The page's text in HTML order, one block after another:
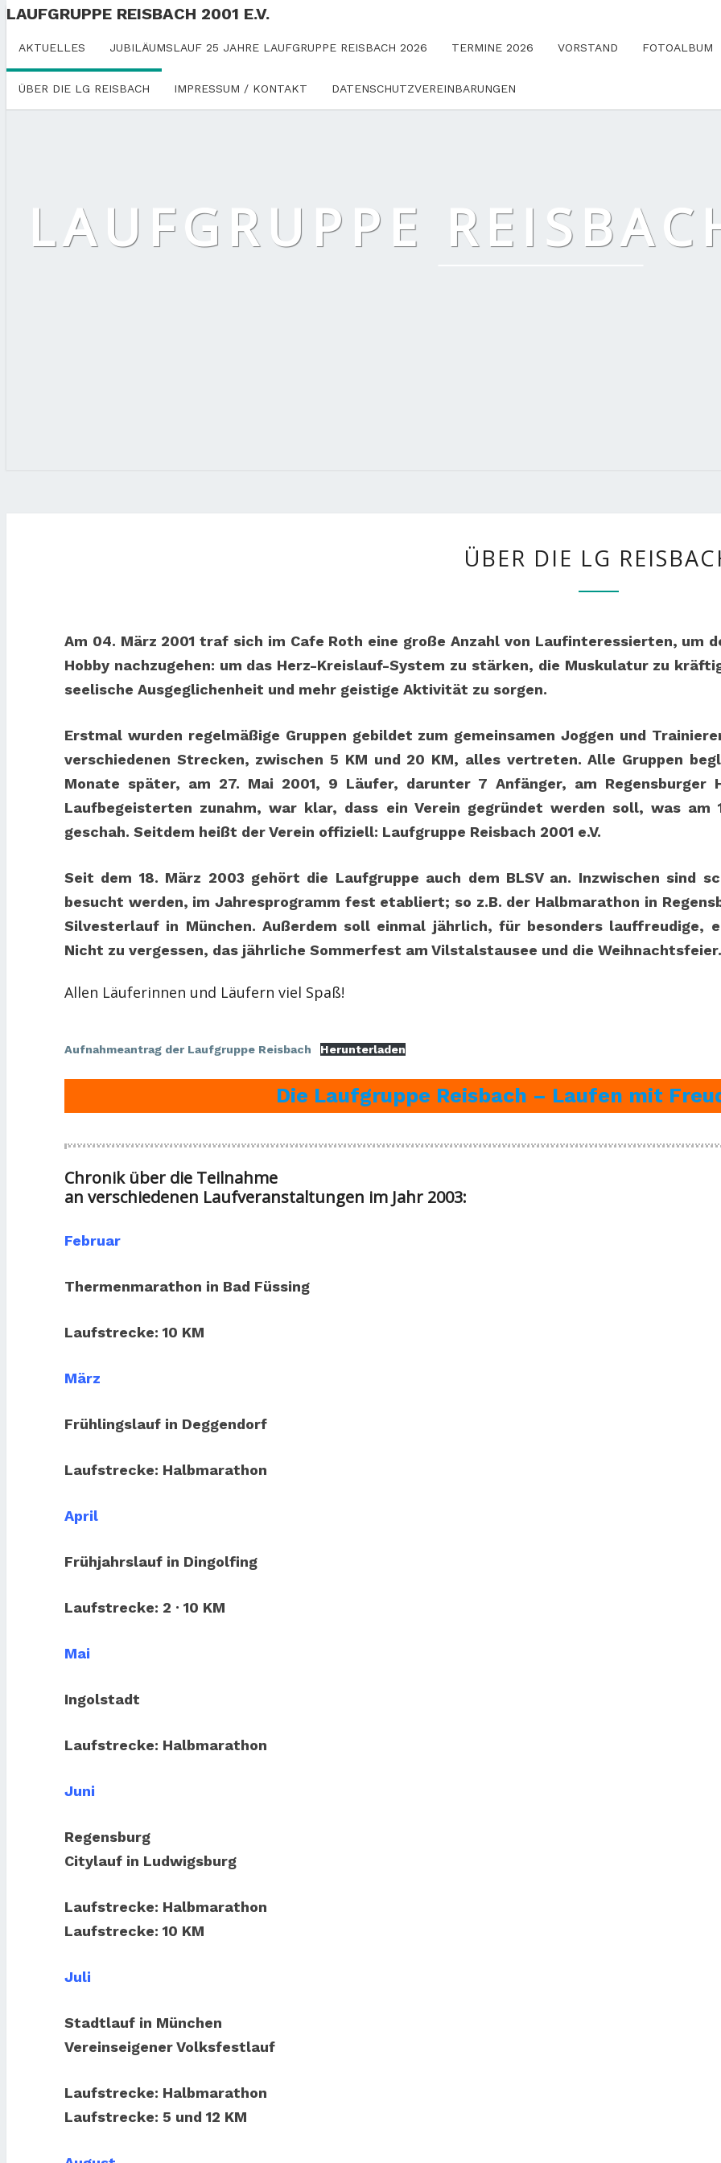
LAUFGRUPPE REISBACH 2001 E.V.
AKTUELLES JUBILÄUMSLAUF 25 JAHRE LAUFGRUPPE REISBACH 2026 TERMINE 2026 VORSTAND FOTOALBUM
ÜBER DIE LG REISBACH IMPRESSUM / KONTAKT DATENSCHUTZVEREINBARUNGEN
LAUFGRUPPE
DIE
LG
ÜBER DIE LG
Am 04. März 2001 traf sich im Cafe Roth eine große Anzahl von Laufinteressierten, um
Hobby nachzugehen: um das Herz-Kreislauf-System zu stärken, die Muskulatur zu
seelische Ausgeglichenheit und mehr geistige Aktivität zu sorgen.
Erstmal wurden regelmäßige Gruppen gebildet zum gemeinsamen Joggen und
verschiedenen Strecken, zwischen 5 KM und 20 KM, alles vertreten. Alle Gruppen
Monate später, am 27. Mai 2001, 9 Läufer, darunter 7 Anfänger, am Regensburger
Laufbegeisterten zunahm, war klar, dass ein Verein gegründet werden soll, was
geschah. Seitdem heißt der Verein offiziell: Laufgruppe Reisbach 2001 e.V.
Seit dem 18. März 2003 gehört die Laufgruppe auch dem BLSV an. Inzwischen sind
besucht werden, im Jahresprogramm fest etabliert; so z.B. der Halbmarathon in
Silvesterlauf in München. Außerdem soll einmal jährlich, für besonders lauffreudige,
Nicht zu vergessen, das jährliche Sommerfest am Vilstalstausee und die Weihnachtsfeier.
Allen Läuferinnen und Läufern viel Spaß!
Aufnahmeantrag der Laufgruppe Reisbach Herunterladen
Die Laufgruppe Reisbach – Laufen mit
Chronik über die Teilnahme
an verschiedenen Laufveranstaltungen im Jahr 2003:
Februar
Thermenmarathon in Bad Füssing
Laufstrecke: 10 KM
März
Frühlingslauf in Deggendorf
Laufstrecke: Halbmarathon
April
Frühjahrslauf in Dingolfing
Laufstrecke: 2 · 10 KM
Mai
Ingolstadt
Laufstrecke: Halbmarathon
Juni
Regensburg
Citylauf in Ludwigsburg
Laufstrecke: Halbmarathon
Laufstrecke: 10 KM
Juli
Stadtlauf in München
Vereinseigener Volksfestlauf
Laufstrecke: Halbmarathon
Laufstrecke: 5 und 12 KM